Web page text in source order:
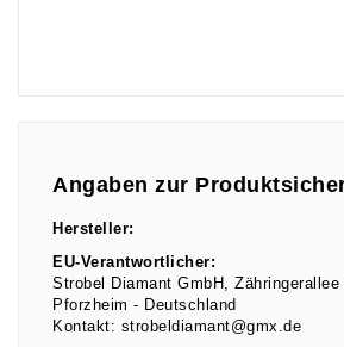
Angaben zur
Hersteller:
EU-Verantwortlicher:
Strobel Diamant GmbH
Zähringerallee
Pforzheim
Deutschland
Kontakt: strobeldiamant@gmx.de